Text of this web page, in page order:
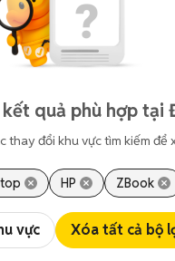
quả phù hợp tại
thay đổi khu vực tìm kiếm để
HP ZBook
vực Xóa tất cả bộ